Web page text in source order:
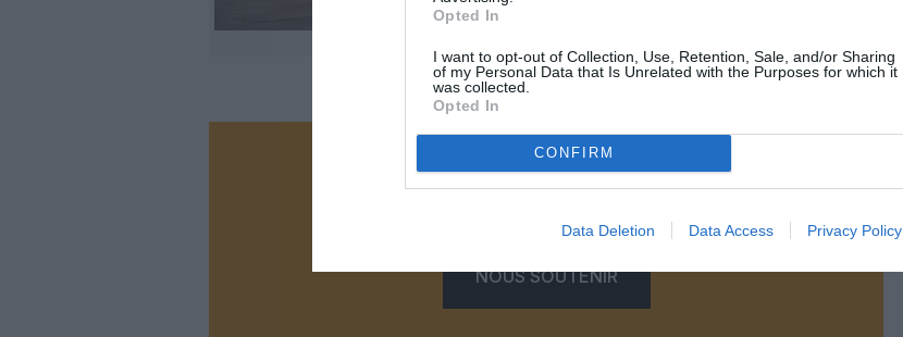
Opted In
I want to opt-out of Collection, Use, Retention, Sale, and/or Sharing
of my Personal Data that Is Unrelated with the Purposes for which it
was collected.
Opted In
CONFIRM
Data Deletion Data Access Privacy Policy
Vous avez apprécié l’article ?
Soutenez-nous, faites un don !
NOUS SOUTENIR